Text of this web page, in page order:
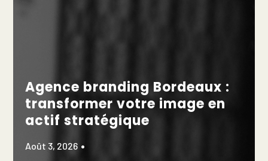
Agence branding Bordeaux :
transformer votre image en
actif stratégique
Août 3, 2026